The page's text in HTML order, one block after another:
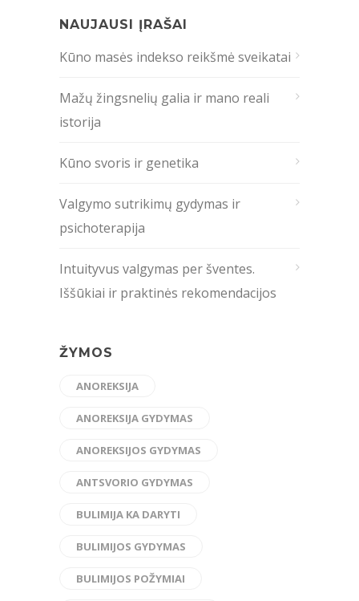
NAUJAUSI ĮRAŠAI
Kūno masės indekso reikšmė sveikatai
Mažų žingsnelių galia ir mano reali
istorija
Kūno svoris ir genetika
Valgymo sutrikimų gydymas ir
psichoterapija
Intuityvus valgymas per šventes.
Iššūkiai ir praktinės rekomendacijos
ŽYMOS
ANOREKSIJA
ANOREKSIJA GYDYMAS
ANOREKSIJOS GYDYMAS
ANTSVORIO GYDYMAS
BULIMIJA KA DARYTI
BULIMIJOS GYDYMAS
BULIMIJOS POŽYMIAI